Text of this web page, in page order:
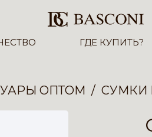
ГДЕ КУПИТЬ?
ОПТОМ СУМКИ